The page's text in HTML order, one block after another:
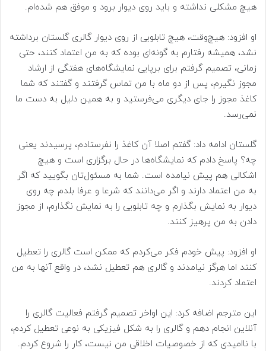
هیچ مشکلی نداشته و باید روی دیوار برود و موفق هم شده‌ام.
او افزود: هیچ‌وقت، هیچ تابلویی از روی دیوار گالری گلستان برداشته
نشد، همیشه رفتارم به گونه‌ای بوده که به من اعتماد کنند، حتی
زمانی، تصمیم گرفتم برای برپایی نمایشگاه‌های هفتگی از ارشاد
مجوز نگیرم، پس از دو ماه با من تماس گرفتند و گفتند که شما
کاغذ مجوز را جای دیگری می‌فرستید و به همین دلیل به دست ما
نمی‌رسد.
گلستان ادامه داد: گفتم اصلا آن کاغذ را نفرستادم، پرسیدند یعنی
چه؟ پاسخ دادم که نمایشگاه‌ها در حال برگزاری است و هیچ
اشکالی هم پیش نیامده است. شما به مسئول‌تان بگویید که اگر
به من اعتماد دارند و اگر می‌دانند که شرعا و عرفا بلدم چه روی
دیوار به نمایش بگذارم و چه تابلویی را به نمایش نگذارم، از مجوز
دادن به من پرهیز کنند.
او افزود: پیش خودم فکر می‌کردم که ممکن است گالری را تعطیل
کنند اما هرگز نیامدند و گالری هم تعطیل نشد، در واقع آنها به من
اعتماد کردند.
این مترجم اضافه کرد: این اواخر تصمیم گرفتم فعالیت گالری را
آنلاین انجام دهم و گالری را به شکل فیزیکی به نوعی تعطیل کردم،
با ناامیدی که از خصوصیات اخلاقی من نیست، کار را شروع کردم.